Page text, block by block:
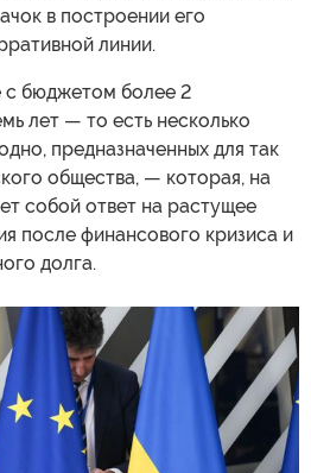
в построении его
линии.
с бюджетом более 2
лет — то есть несколько
предназначенных для так
общества, — которая, на
собой ответ на растущее
после финансового кризиса и
долга.